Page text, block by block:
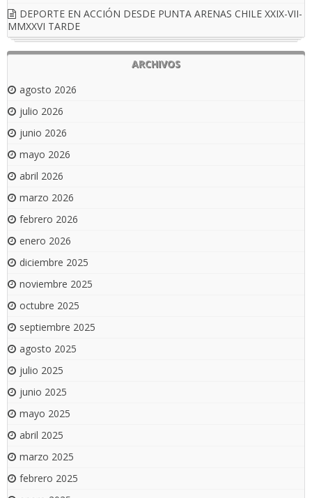
DEPORTE EN ACCIÓN DESDE PUNTA ARENAS CHILE XXIX-VII-
MMXXVI TARDE
ARCHIVOS
agosto 2026
julio 2026
junio 2026
mayo 2026
abril 2026
marzo 2026
febrero 2026
enero 2026
diciembre 2025
noviembre 2025
octubre 2025
septiembre 2025
agosto 2025
julio 2025
junio 2025
mayo 2025
abril 2025
marzo 2025
febrero 2025